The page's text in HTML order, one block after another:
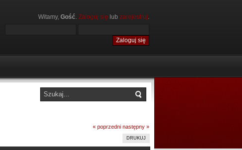
Witamy, Gość. Zaloguj się lub zarejestruj.
« poprzedni następny »
DRUKUJ